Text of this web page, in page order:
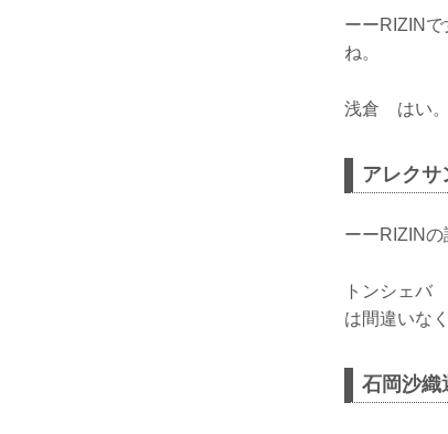
ーーRIZIN
ね。
浅倉 はい。
アレクサ
ーーRIZIN
トンシェバ
は間違いな
石岡沙織